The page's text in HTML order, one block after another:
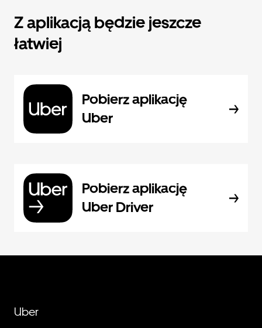
Z aplikacją będzie jeszcze
łatwiej
Pobierz aplikację
Uber
Pobierz aplikację
Uber Driver
Uber